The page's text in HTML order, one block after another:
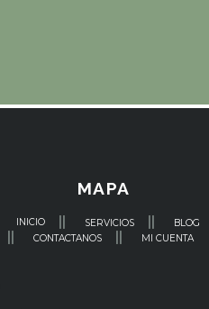
MAPA
INICIO SERVICIOS
BLOG
CONTACTANOS
MI CUENTA